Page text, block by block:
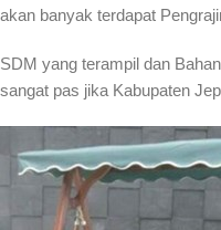
akan banyak terdapat
SDM yang terampil dan
sangat pas jika Kabupaten